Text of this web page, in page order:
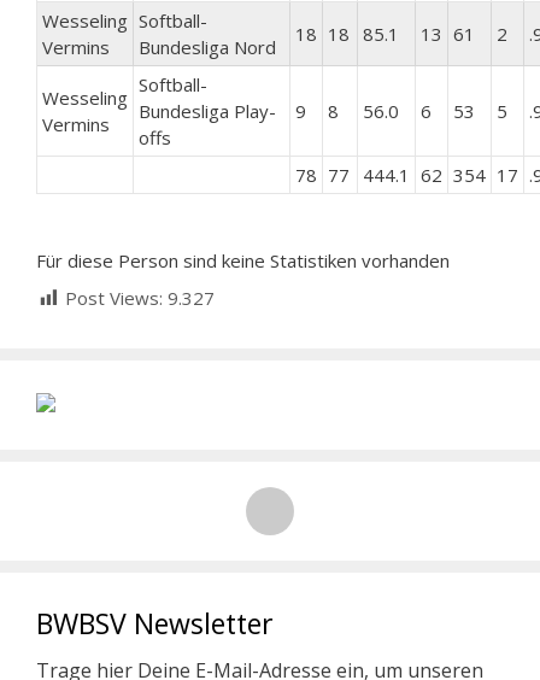
Wesseling
Vermins
Softball-
Bundesliga Nord
18 18 85.1 13 61 2
Wesseling
Vermins
Softball-
Bundesliga Play-
offs
9 8 56.0 6 53 5
78 77 444.1 62 354 17
Für diese Person sind keine Statistiken vorhanden
Post Views: 9.327
BWBSV Newsletter
Trage hier Deine E-Mail-Adresse ein, um unseren